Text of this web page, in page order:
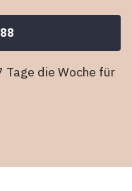
Tage die Woche für